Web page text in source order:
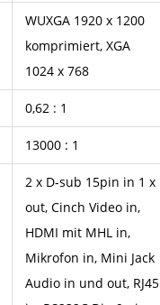
WUXGA 1920 x 1200
komprimiert, XGA
1024 x 768
0,62 : 1
13000 : 1
2 x D-sub 15pin in 1 x
out, Cinch Video in,
HDMI mit MHL in,
Mikrofon in, Mini Jack
Audio in und out, RJ45